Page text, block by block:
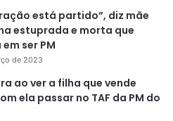
está partido”, diz mãe
estuprada e morta que
ser PM
de 2023
ao ver a filha que vende
ela passar no TAF da PM do